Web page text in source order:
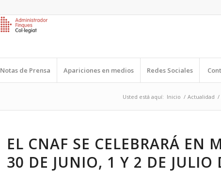
Notas de Prensa Apariciones en medios Redes Sociales
Usted está aquí: Inicio / Actualidad /
EL CNAF SE CELEBRARÁ EN
30 DE JUNIO, 1 Y 2 DE JULIO